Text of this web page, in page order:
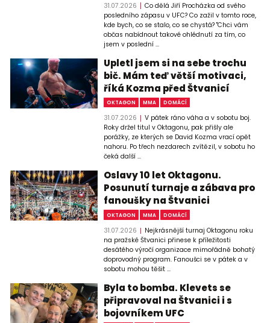
31.07.2026
Co dělá Jiří Procházka od svého
posledního zápasu v UFC? Co zažil v tomto roce,
kde bych, co se stalo, co se chystá? "Chci vám
občas nabídnout takové ohlédnutí za tím, co
jsem v poslední ...
Upletl jsem si na sebe trochu
bič. Mám teď větší motivaci,
říká Kozma před Štvanicí
OKTAGON MMA DOMÁCÍ
31.07.2026
V pátek ráno váha a v sobotu boj.
Roky držel titul v Oktagonu, pak přišly ale
porážky, ze kterých se David Kozma vrací opět
nahoru. Po třech nezdarech zvítězil, v sobotu ho
čeká další ...
Oslavy 10 let Oktagonu.
Posunutí turnaje a zábava pro
fanoušky na Štvanici
OKTAGON MMA DOMÁCÍ
31.07.2026
Nejkrásnější turnaj Oktagonu roku
na pražské Štvanici přinese k příležitosti
desátého výročí organizace mimořádně bohatý
doprovodný program. Fanoušci se v pátek a v
sobotu mohou těšit ...
Byla to bomba. Klevets se
připravoval na Štvanici i s
bojovníkem UFC